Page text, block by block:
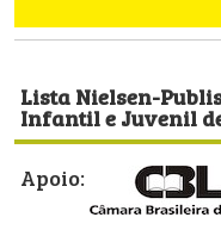
Lista Nielsen-
Infantil e Juvenil
Apoio: